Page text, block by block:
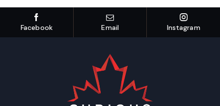
Facebook Email Instagram